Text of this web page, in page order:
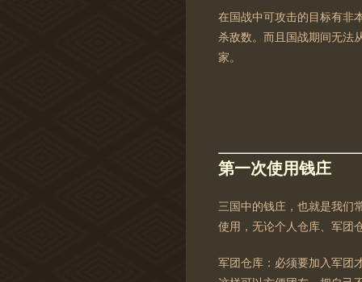
在国战中可攻击的目标有非
杀敌数。而且国战期间无法
家。
第一次使用钱庄
三国中的钱庄，也就是我们
使用，无论个人仓库、军团
军团仓库：必须要加入军团